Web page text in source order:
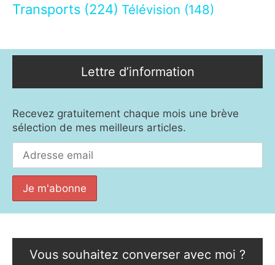
Transports (224) Télévision (148)
Lettre d’information
Recevez gratuitement chaque mois une brève
sélection de mes meilleurs articles.
Vous souhaitez converser avec moi ?